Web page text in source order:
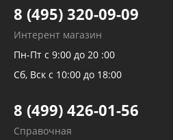
Тормозных трубок
Рукавов гидроусилителей
Рукавов компрессоров и турбин
Трубок кондиционеров
Развертка пайка медных стальных
алюминиевых трубок и штуцеров
8 (495) 320-09-09
Интерент магазин
Пн-Пт с 9:00 до 20 :00
Сб, Вск с 10:00 до 18:00
8 (499) 426-01-56
Справочная